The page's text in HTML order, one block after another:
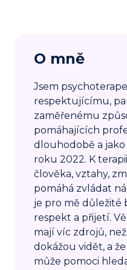
O mně
Jsem
respektujícímu,
zaměřenému
pomáhajících
dlouhodobě a
roku 2022. K
člověka, vztahy,
pomáhá zvládat
je pro mě důležité
respekt a přijetí.
mají víc zdrojů,
dokážou vidět, a
může pomoci